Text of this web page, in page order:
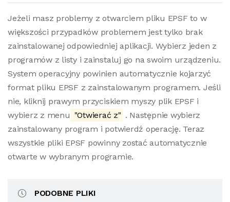
Jeżeli masz problemy z otwarciem pliku EPSF to w
większości przypadków problemem jest tylko brak
zainstalowanej odpowiedniej aplikacji. Wybierz jeden z
programów z listy i zainstaluj go na swoim urządzeniu.
System operacyjny powinien automatycznie kojarzyć
format pliku EPSF z zainstalowanym programem. Jeśli
nie, kliknij prawym przyciskiem myszy plik EPSF i
wybierz z menu "Otwierać z" . Następnie wybierz
zainstalowany program i potwierdź operację. Teraz
wszystkie pliki EPSF powinny zostać automatycznie
otwarte w wybranym programie.
PODOBNE PLIKI